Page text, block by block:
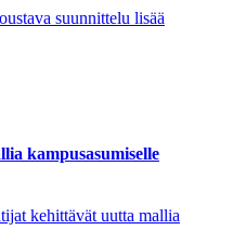
suunnittelu lisää
kampusasumiselle
kehittävät uutta mallia